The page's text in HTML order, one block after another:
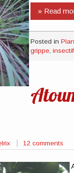
» Read
Posted in
grippe ,
12 comments